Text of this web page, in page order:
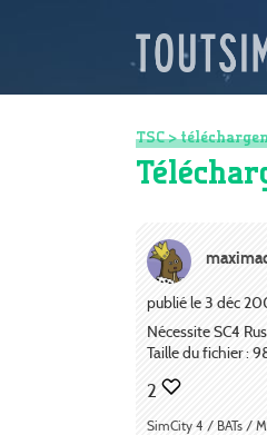
TSC>
publié le 3 déc
Nécessite SC4
Taille du fichier :
2
SimCity 4 / BATs /